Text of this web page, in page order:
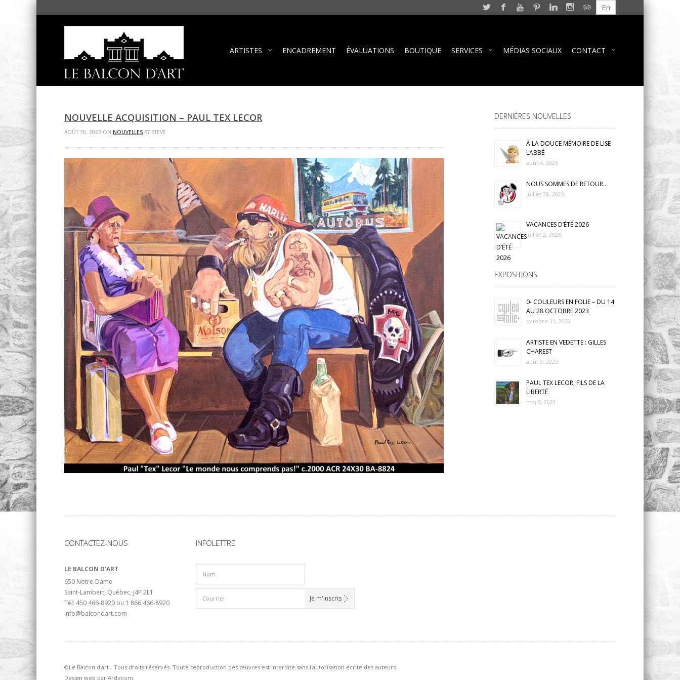
En
ARTISTES ENCADREMENT ÉVALUATIONS BOUTIQUE SERVICES MÉDIAS SOCIAUX CONTACT
NOUVELLE ACQUISITION – PAUL TEX LECOR
AOÛT 30, 2023 ON NOUVELLES BY STEVE
DERNIÈRES NOUVELLES
À LA DOUCE MÉMOIRE DE LISE
LABBÉ
août 4, 2026
NOUS SOMMES DE RETOUR…
juillet 28, 2026
VACANCES D’ÉTÉ 2026
juillet 2, 2026
EXPOSITIONS
0- COULEURS EN FOLIE – DU 14
AU 28 OCTOBRE 2023
octobre 11, 2023
ARTISTE EN VEDETTE : GILLES
CHAREST
août 9, 2023
PAUL TEX LECOR, FILS DE LA
LIBERTÉ
mai 5, 2021
CONTACTEZ-NOUS
LE BALCON D'ART
650 Notre-Dame
Saint-Lambert, Québec, J4P 2L1
Tél: 450 466-8920 ou 1 866 466-8920
info@balcondart.com
INFOLETTRE
©Le Balcon d'art - Tous droits réservés. Toute reproduction des œuvres est interdite sans l'autorisation écrite des auteurs.
Design web par Ardecom